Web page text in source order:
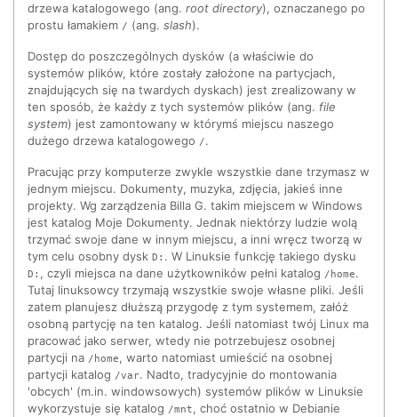
drzewa katalogowego (ang. root directory), oznaczanego po
prostu łamakiem / (ang. slash).
Dostęp do poszczególnych dysków (a właściwie do
systemów plików, które zostały założone na partycjach,
znajdujących się na twardych dyskach) jest zrealizowany w
ten sposób, że każdy z tych systemów plików (ang. file
system) jest zamontowany w którymś miejscu naszego
dużego drzewa katalogowego /.
Pracując przy komputerze zwykle wszystkie dane trzymasz w
jednym miejscu. Dokumenty, muzyka, zdjęcia, jakieś inne
projekty. Wg zarządzenia Billa G. takim miejscem w Windows
jest katalog Moje Dokumenty. Jednak niektórzy ludzie wolą
trzymać swoje dane w innym miejscu, a inni wręcz tworzą w
tym celu osobny dysk D: . W Linuksie funkcję takiego dysku
D: , czyli miejsca na dane użytkowników pełni katalog /home.
Tutaj linuksowcy trzymają wszystkie swoje własne pliki. Jeśli
zatem planujesz dłuższą przygodę z tym systemem, załóż
osobną partycję na ten katalog. Jeśli natomiast twój Linux ma
pracować jako serwer, wtedy nie potrzebujesz osobnej
partycji na /home, warto natomiast umieścić na osobnej
partycji katalog /var. Nadto, tradycyjnie do montowania
'obcych' (m.in. windowsowych) systemów plików w Linuksie
wykorzystuje się katalog /mnt, choć ostatnio w Debianie